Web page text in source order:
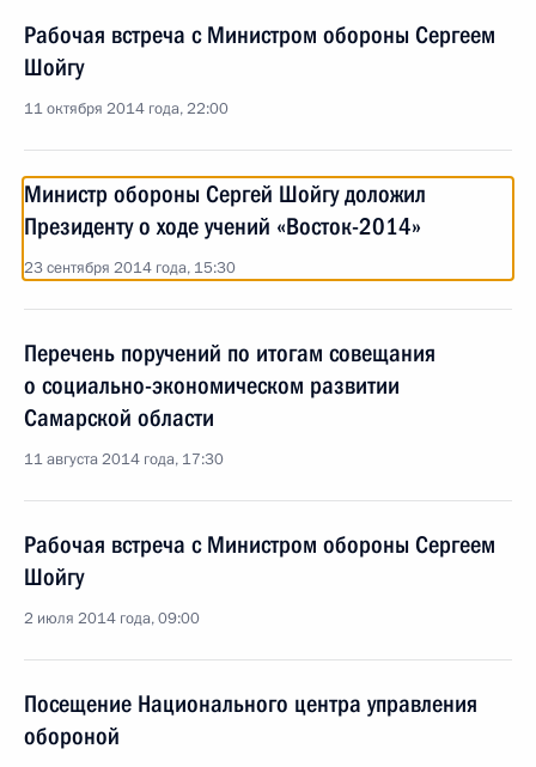
Рабочая встреча с Министром обороны Сергеем
Шойгу
11 октября 2014 года, 22:00
Министр обороны Сергей Шойгу доложил
Президенту о ходе учений «Восток-2014»
23 сентября 2014 года, 15:30
Перечень поручений по итогам совещания
о социально-экономическом развитии
Самарской области
11 августа 2014 года, 17:30
Рабочая встреча с Министром обороны Сергеем
Шойгу
2 июля 2014 года, 09:00
Посещение Национального центра управления
обороной